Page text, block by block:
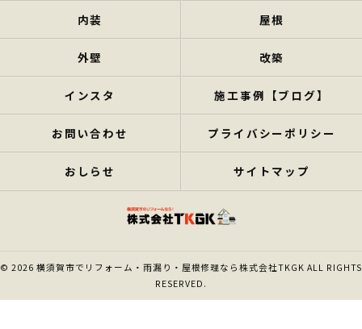
内装 屋根
外壁 改築
インスタ 施工事例【ブログ】
お問い合わせ プライバシーポリシー
おしらせ サイトマップ
© 2026 横須賀市でリフォーム・雨漏り・屋根修理なら株式会社TKGK ALL RIGHTS
RESERVED.